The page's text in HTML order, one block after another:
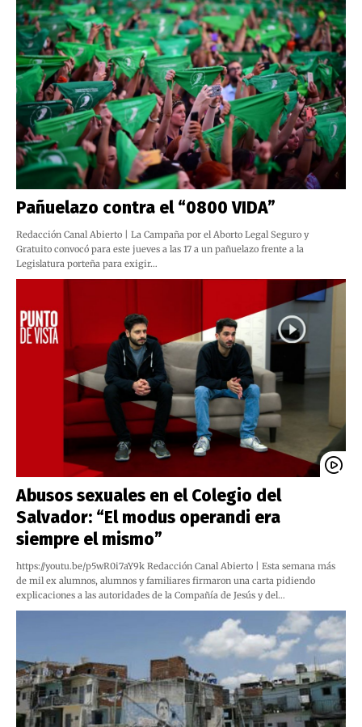
Pañuelazo contra el “0800 VIDA”
Redacción Canal Abierto | La Campaña por el Aborto Legal Seguro y
Gratuito convocó para este jueves a las 17 a un pañuelazo frente a la
Legislatura porteña para exigir…
Abusos sexuales en el Colegio del
Salvador: “El modus operandi era
siempre el mismo”
https://youtu.be/p5wR0i7aY9k Redacción Canal Abierto | Esta semana más
de mil ex alumnos, alumnos y familiares firmaron una carta pidiendo
explicaciones a las autoridades de la Compañía de Jesús y del…